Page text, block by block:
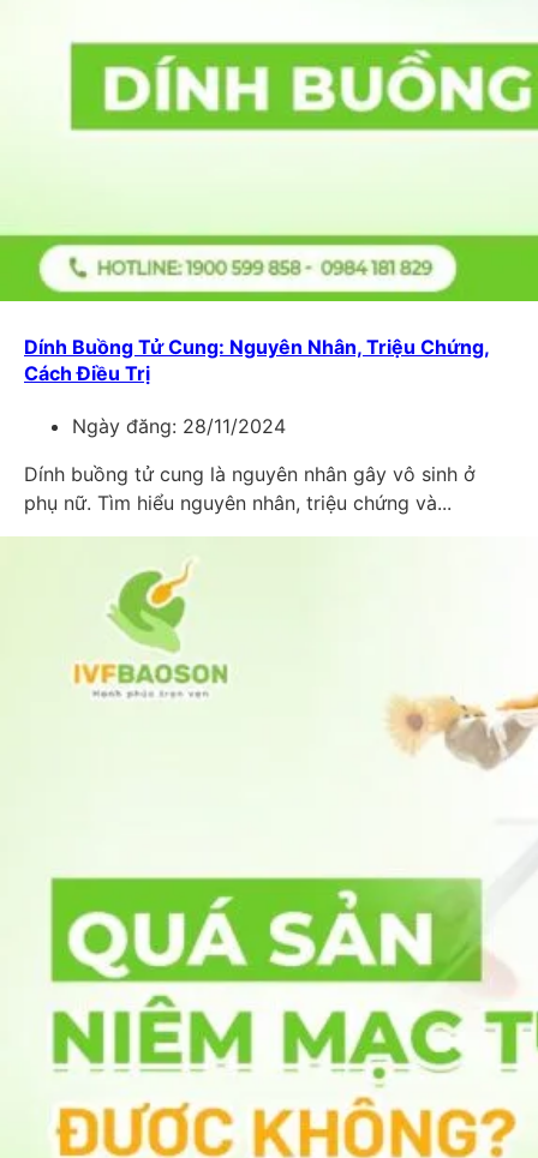
Dính Buồng Tử Cung: Nguyên Nhân, Triệu Chứng,
Cách Điều Trị
Ngày đăng: 28/11/2024
Dính buồng tử cung là nguyên nhân gây vô sinh ở
phụ nữ. Tìm hiểu nguyên nhân, triệu chứng và...